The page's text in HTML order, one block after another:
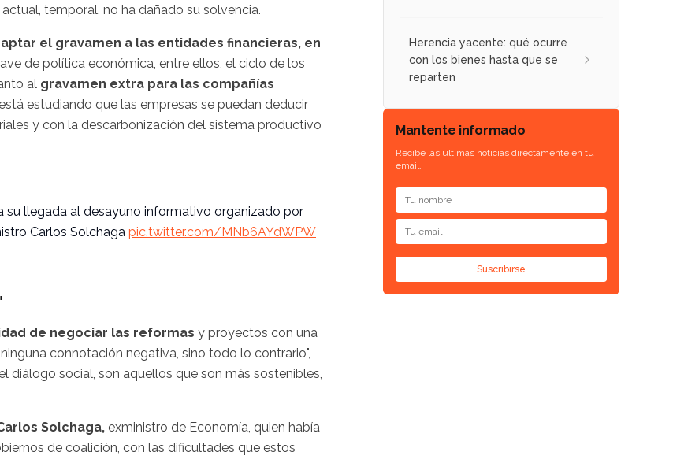
temporal, no ha dañado su solvencia.
el gravamen a las entidades financieras, en
de política económica, entre ellos, el ciclo de los
al gravamen extra para las compañías
estudiando que las empresas se puedan deducir
y con la descarbonización del sistema productivo
su llegada al desayuno informativo organizado por
Carlos Solchaga pic.twitter.com/MNb6AYdWPW
de negociar las reformas y proyectos con una
connotación negativa, sino todo lo contrario",
social, son aquellos que son más sostenibles,
Solchaga, exministro de Economía, quien había
de coalición, con las dificultades que estos
Herencia yacente: qué ocurre
con los bienes hasta que se
reparten
Mantente informado
Recibe las últimas noticias directamente en tu
email.
Suscribirse